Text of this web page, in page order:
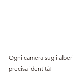
Ogni camera sugli
precisa identità!